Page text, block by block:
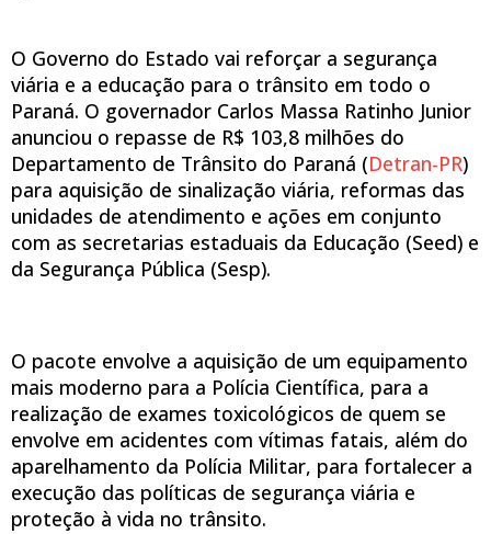
O Governo do Estado vai reforçar a segurança
viária e a educação para o trânsito em todo o
Paraná. O governador Carlos Massa Ratinho Junior
anunciou o repasse de R$ 103,8 milhões do
Departamento de Trânsito do Paraná (Detran-PR)
para aquisição de sinalização viária, reformas das
unidades de atendimento e ações em conjunto
com as secretarias estaduais da Educação (Seed) e
da Segurança Pública (Sesp).
O pacote envolve a aquisição de um equipamento
mais moderno para a Polícia Científica, para a
realização de exames toxicológicos de quem se
envolve em acidentes com vítimas fatais, além do
aparelhamento da Polícia Militar, para fortalecer a
execução das políticas de segurança viária e
proteção à vida no trânsito.